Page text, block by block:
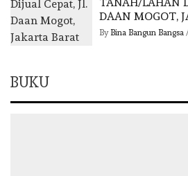
TANAH/LAHAN
DAAN MOGOT,
By Bina Bangun Bangsa
BUKU